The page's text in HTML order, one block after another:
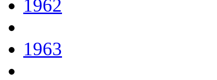
1962
1963